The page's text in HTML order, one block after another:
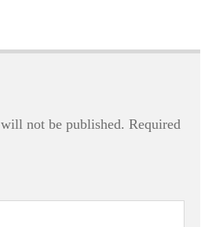
not be published. Required